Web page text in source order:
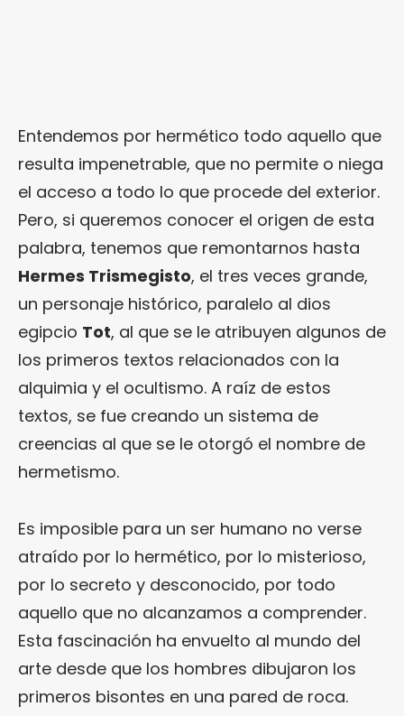
Entendemos por hermético todo aquello que
resulta impenetrable, que no permite o niega
el acceso a todo lo que procede del exterior.
Pero, si queremos conocer el origen de esta
palabra, tenemos que remontarnos hasta
Hermes Trismegisto, el tres veces grande,
un personaje histórico, paralelo al dios
egipcio Tot, al que se le atribuyen algunos de
los primeros textos relacionados con la
alquimia y el ocultismo. A raíz de estos
textos, se fue creando un sistema de
creencias al que se le otorgó el nombre de
hermetismo.
Es imposible para un ser humano no verse
atraído por lo hermético, por lo misterioso,
por lo secreto y desconocido, por todo
aquello que no alcanzamos a comprender.
Esta fascinación ha envuelto al mundo del
arte desde que los hombres dibujaron los
primeros bisontes en una pared de roca.